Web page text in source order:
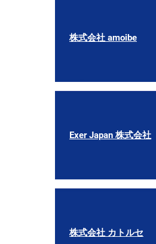
株式会社 amoibe
Exer Japan 株式会社
株式会社 カトルセ